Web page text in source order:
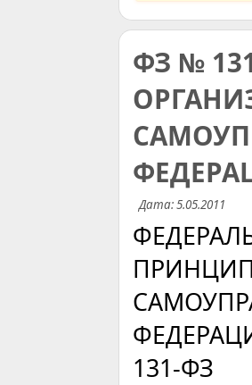
ФЗ №
Дата: 5.05.2011
131-ФЗ